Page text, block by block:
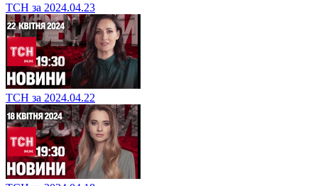
ТСН за 2024.04.23
ТСН за 2024.04.22